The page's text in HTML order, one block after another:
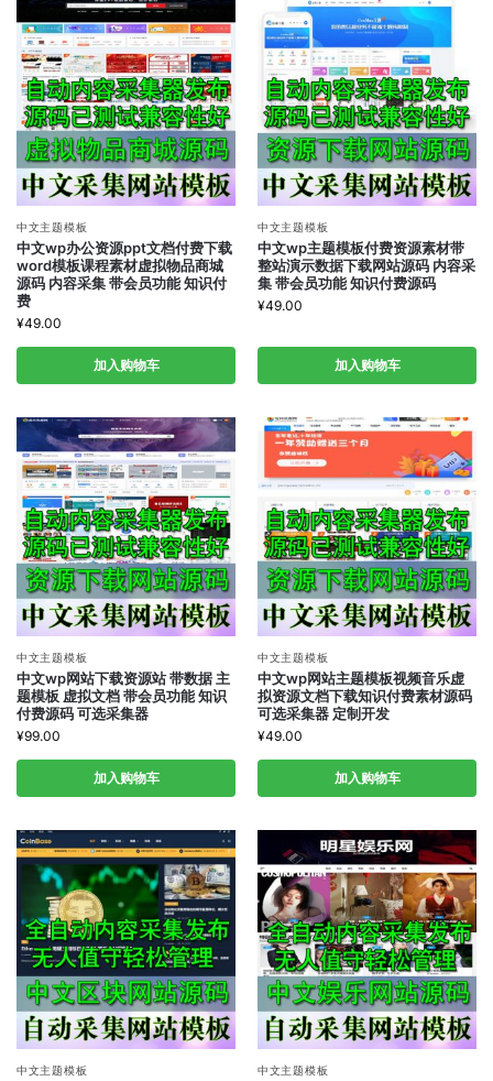
中文主题模板
中文wp办公资源ppt文档付费下载
word模板课程素材虚拟物品商城
源码 内容采集 带会员功能 知识付
费
¥49.00
加入购物车
中文主题模板
中文wp主题模板付费资源素材带
整站演示数据下载网站源码 内容采
集 带会员功能 知识付费源码
¥49.00
加入购物车
中文主题模板
中文wp网站下载资源站 带数据 主
题模板 虚拟文档 带会员功能 知识
付费源码 可选采集器
¥99.00
加入购物车
中文主题模板
中文wp网站主题模板视频音乐虚
拟资源文档下载知识付费素材源码
可选采集器 定制开发
¥49.00
加入购物车
中文主题模板 中文主题模板